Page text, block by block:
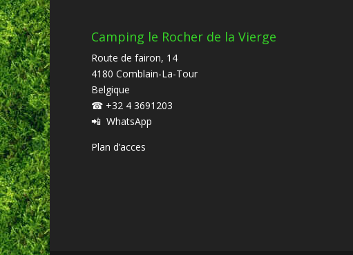
Camping le Rocher de la Vierge
Route de fairon, 14
4180 Comblain-La-Tour
Belgique
☎ +32 4 3691203
📲 WhatsApp
Plan d’acces